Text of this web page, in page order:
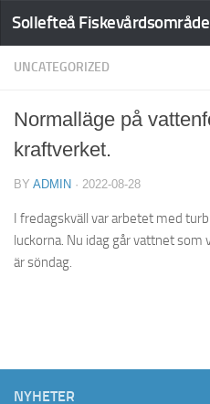
Sollefteå Fiskevårdsområde
UNCATEGORIZED
Normalläge på
kraftverket.
BY ADMIN · 2022-08-28
I fredagskväll var arbetet med
luckorna. Nu idag går vattnet
är söndag.
NYHETER